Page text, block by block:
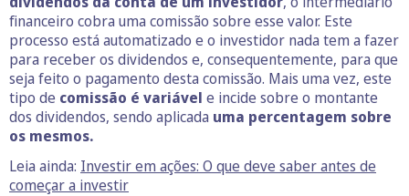
financeiro cobra uma comissão sobre esse valor. Este
processo está automatizado e o investidor nada tem a fazer
para receber os dividendos e, consequentemente, para que
seja feito o pagamento desta comissão. Mais uma vez, este
tipo de comissão é variável e incide sobre o montante
dos dividendos, sendo aplicada uma percentagem sobre
os mesmos.
Leia ainda: Investir em ações: O que deve saber antes de
começar a investir